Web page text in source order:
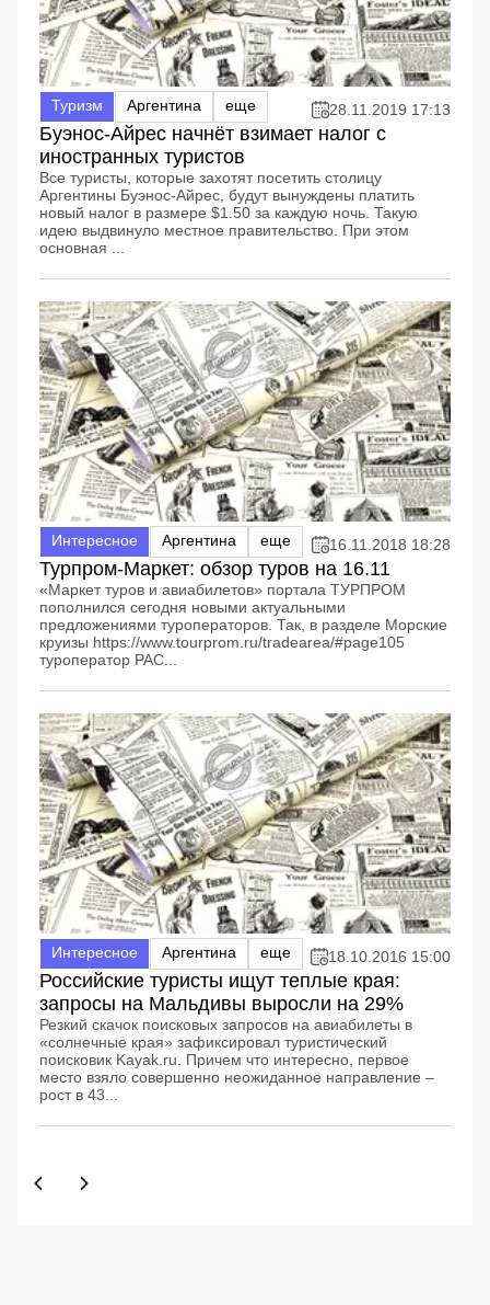
Туризм Аргентина еще 28.11.2019 17:13
Буэнос-Айрес начнёт взимает налог с
иностранных туристов
Все туристы, которые захотят посетить столицу
Аргентины Буэнос-Айрес, будут вынуждены платить
новый налог в размере $1.50 за каждую ночь. Такую
идею выдвинуло местное правительство. При этом
основная ...
Интересное Аргентина еще 16.11.2018 18:28
Турпром-Маркет: обзор туров на 16.11
«Маркет туров и авиабилетов» портала ТУРПРОМ
пополнился сегодня новыми актуальными
предложениями туроператоров. Так, в разделе Морские
круизы https://www.tourprom.ru/tradearea/#page105
туроператор PAC...
Интересное Аргентина еще 18.10.2016 15:00
Российские туристы ищут теплые края:
запросы на Мальдивы выросли на 29%
Резкий скачок поисковых запросов на авиабилеты в
«солнечные края» зафиксировал туристический
поисковик Kayak.ru. Причем что интересно, первое
место взяло совершенно неожиданное направление –
рост в 43...